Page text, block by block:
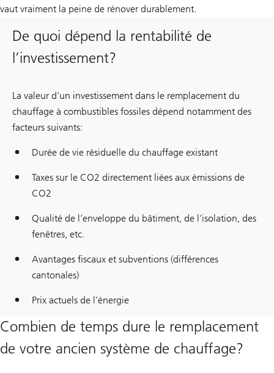
vaut vraiment la peine de rénover durablement.
De quoi dépend la rentabilité de
l’investissement?
La valeur d’un investissement dans le remplacement du
chauffage à combustibles fossiles dépend notamment des
facteurs suivants:
Durée de vie résiduelle du chauffage existant
Taxes sur le CO2 directement liées aux émissions de
CO2
Qualité de l’enveloppe du bâtiment, de l’isolation, des
fenêtres, etc.
Avantages fiscaux et subventions (différences
cantonales)
Prix actuels de l’énergie
Combien de temps dure le remplacement
de votre ancien système de chauffage?